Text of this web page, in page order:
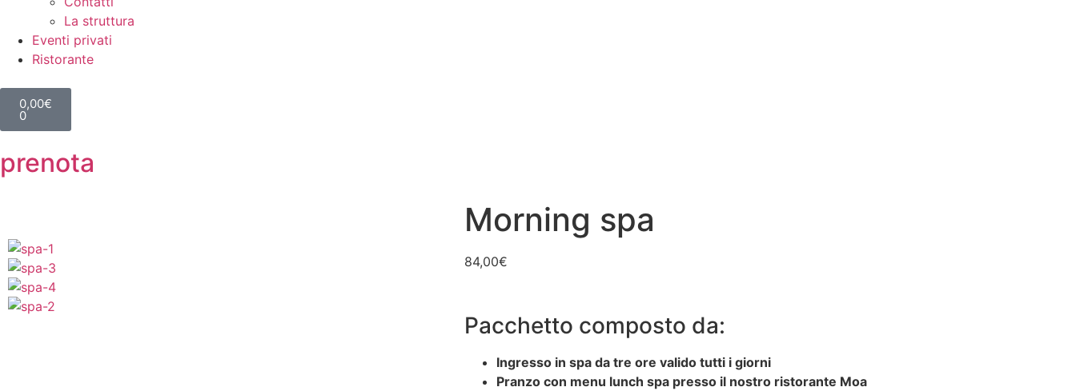
La struttura
Eventi privati
Ristorante
0,00€
0
prenota
Morning spa
84,00€
Pacchetto composto da:
Ingresso in spa da tre ore valido tutti i giorni
Pranzo con menu lunch spa presso il nostro ristorante Moa